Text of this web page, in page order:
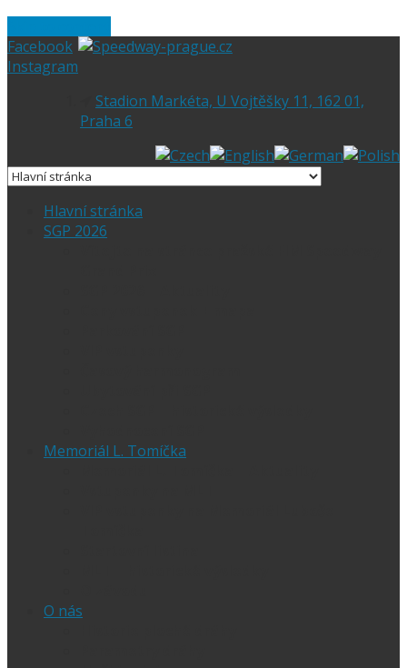
Facebook
Instagram
Stadion Markéta, U Vojtěšky 11, 162 01,
Praha 6
Hlavní stránka
SGP 2026
Memoriál L. Tomíčka
O nás